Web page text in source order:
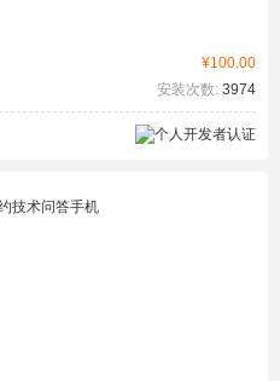
¥100.00
安装次数: 3974